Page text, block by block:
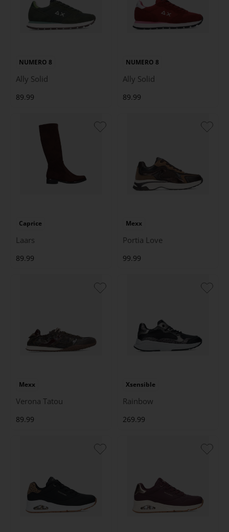
NUMERO 8
Ally Solid
89.99
NUMERO 8
Ally Solid
89.99
Caprice
Laars
89.99
Mexx
Portia Love
99.99
Mexx
Verona Tatou
89.99
Xsensible
Rainbow
269.99